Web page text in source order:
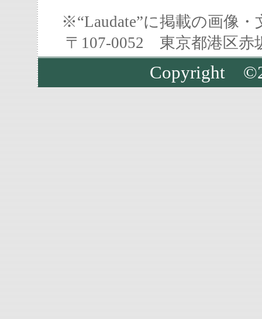
※“Laudate”に掲載の画像
〒107-0052 東京都港区
Copyright